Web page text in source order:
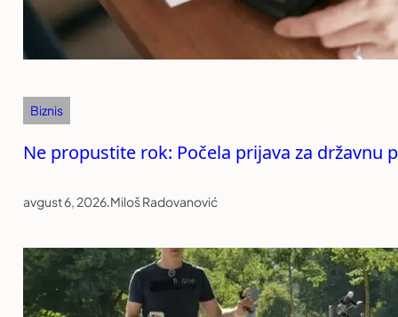
Biznis
Ne propustite rok: Počela prijava za državnu
avgust 6, 2026.Miloš Radovanović